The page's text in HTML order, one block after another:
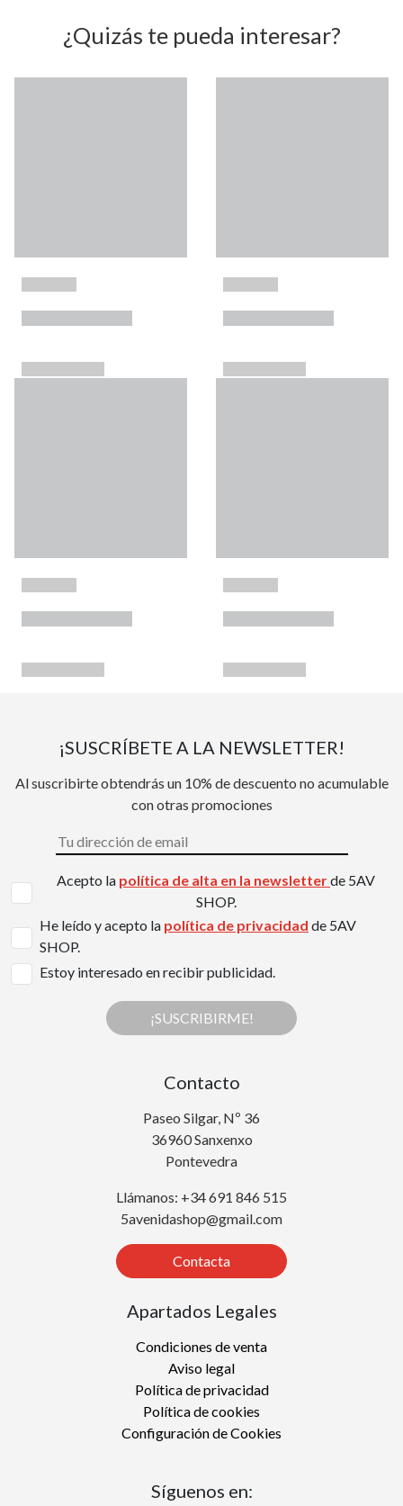
¿Quizás te pueda interesar?
¡SUSCRÍBETE A LA NEWSLETTER!
Al suscribirte obtendrás un 10% de descuento no acumulable
con otras promociones
Acepto la política de alta en la newsletterde 5AV
SHOP.
He leído y acepto la política de privacidad de 5AV
SHOP.
Estoy interesado en recibir publicidad.
¡SUSCRIBIRME!
Contacto
Paseo Silgar, Nº 36
36960 Sanxenxo
Pontevedra
Llámanos: +34 691 846 515
5avenidashop@gmail.com
Contacta
Apartados Legales
Condiciones de venta
Aviso legal
Política de privacidad
Política de cookies
Configuración de Cookies
Síguenos en: